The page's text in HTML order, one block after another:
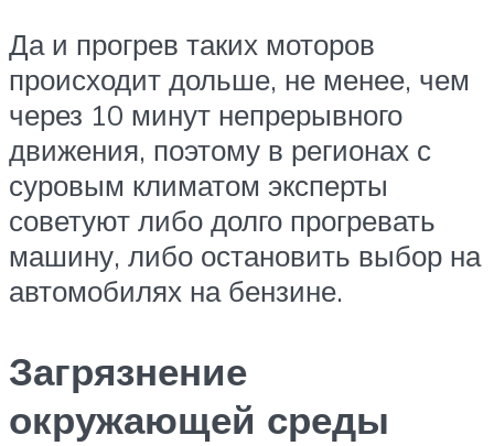
Да и прогрев таких моторов
происходит дольше, не менее, чем
через 10 минут непрерывного
движения, поэтому в регионах с
суровым климатом эксперты
советуют либо долго прогревать
машину, либо остановить выбор на
автомобилях на бензине.
Загрязнение
окружающей среды